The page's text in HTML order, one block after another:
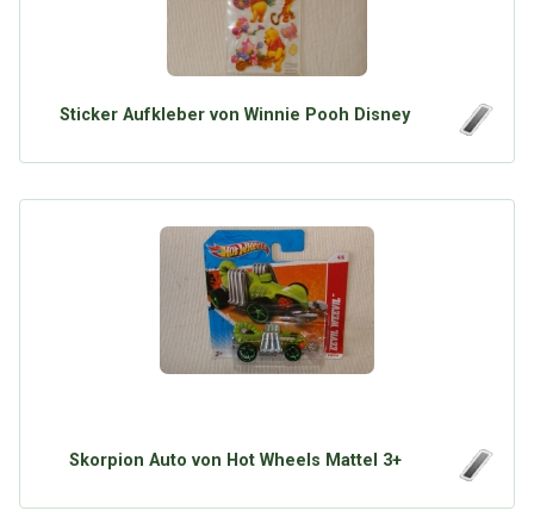
Mit Email Twitter
Presse News
Suchanfragen
Sticker Aufkleber von Winnie Pooh Disney
Skorpion Auto von Hot Wheels Mattel 3+